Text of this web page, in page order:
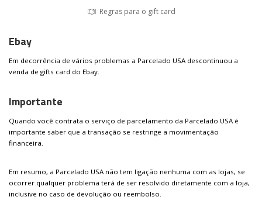
Regras para o gift card
Ebay
Em decorrência de vários problemas a Parcelado USA descontinuou a
venda de gifts card do Ebay.
Importante
Quando você contrata o serviço de parcelamento da Parcelado USA é
importante saber que a transação se restringe a movimentação
financeira.
Em resumo, a Parcelado USA não tem ligação nenhuma com as lojas, se
ocorrer qualquer problema terá de ser resolvido diretamente com a loja,
inclusive no caso de devolução ou reembolso.